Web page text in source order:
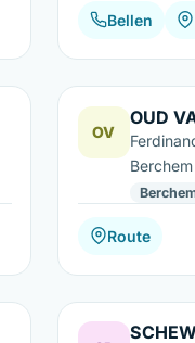
Bellen
OV
OUD
Berchem
Route